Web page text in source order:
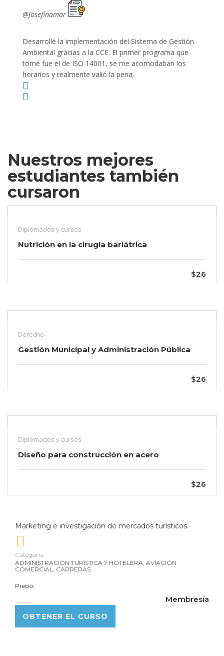
@Josefinamar
Desarrollé la implementación del Sistema de Gestión
Ambiental gracias a la CCE. El primer programa que
tomé fue el de ISO 14001, se me acomodaban los
horarios y realmente valió la pena.
Nuestros mejores
estudiantes también
cursaron
Diplomados y cursos
Nutrición en la cirugía bariátrica
$26
Derecho
Gestión Municipal y Administración Pública
$26
Diplomados y cursos
Diseño para construcción en acero
$26
Marketing e investigación de mercados turísticos.
Categoría:
ADMINISTRACIÓN TURÍSTICA Y HOTELERA, AVIACIÓN
COMERCIAL, CARRERAS
Precio:
Membresía
OBTENER EL CURSO